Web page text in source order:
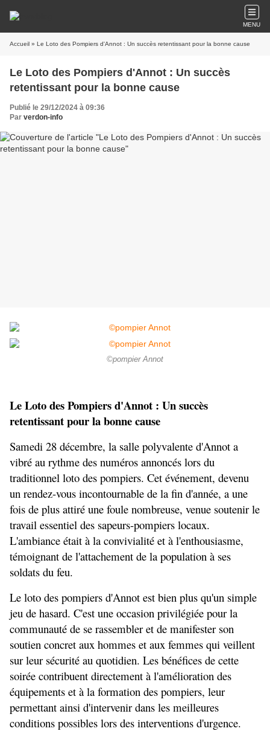
MENU
Accueil » Le Loto des Pompiers d'Annot : Un succès retentissant pour la bonne cause
Le Loto des Pompiers d'Annot : Un succès
retentissant pour la bonne cause
Publié le 29/12/2024 à 09:36
Par verdon-info
©pompier Annot
Le Loto des Pompiers d'Annot : Un succès
retentissant pour la bonne cause
Samedi 28 décembre, la salle polyvalente d'Annot a
vibré au rythme des numéros annoncés lors du
traditionnel loto des pompiers. Cet événement, devenu
un rendez-vous incontournable de la fin d'année, a une
fois de plus attiré une foule nombreuse, venue soutenir le
travail essentiel des sapeurs-pompiers locaux.
L'ambiance était à la convivialité et à l'enthousiasme,
témoignant de l'attachement de la population à ses
soldats du feu.
Le loto des pompiers d'Annot est bien plus qu'un simple
jeu de hasard. C'est une occasion privilégiée pour la
communauté de se rassembler et de manifester son
soutien concret aux hommes et aux femmes qui veillent
sur leur sécurité au quotidien. Les bénéfices de cette
soirée contribuent directement à l'amélioration des
équipements et à la formation des pompiers, leur
permettant ainsi d'intervenir dans les meilleures
conditions possibles lors des interventions d'urgence.